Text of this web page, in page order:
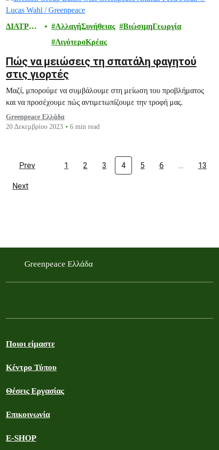
ΔΙΑΤΡΟ
ΑλλαγήΣυνήθειας
ΒιώσιμηΓεωργία
ΛιγότεροΚρέας
Πώς να μειώσεις τη σπατάλη φαγητού
στις γιορτές
Μαζί, μπορούμε να συμβάλουμε στη μείωση του προβλήματος
και να προσέχουμε πώς αντιμετωπίζουμε την τροφή μας.
Greenpeace Ελλάδα
20 Δεκεμβρίου 2023
6 min read
Prev 1 2 3 4 5 6 … 13
Next
Greenpeace Ελλάδα
Ποιοι είμαστε
Κέντρο Τύπου
Θέσεις Εργασίας
Επικοινωνία
E-SHOP